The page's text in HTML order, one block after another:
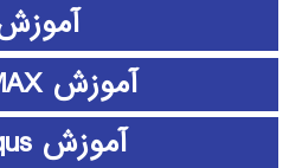
آموزش 3D MAX
آموزش abaqus